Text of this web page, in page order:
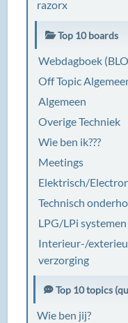
razorx
Top 10 boards
Webdagboek
Off Topic
Algemeen
Overige Techniek
Wie ben ik???
Meetings
Elektrisch/
Technisch
LPG/LPi systemen
Interieur-/
verzorging
Top 10 topics
Wie ben jij?